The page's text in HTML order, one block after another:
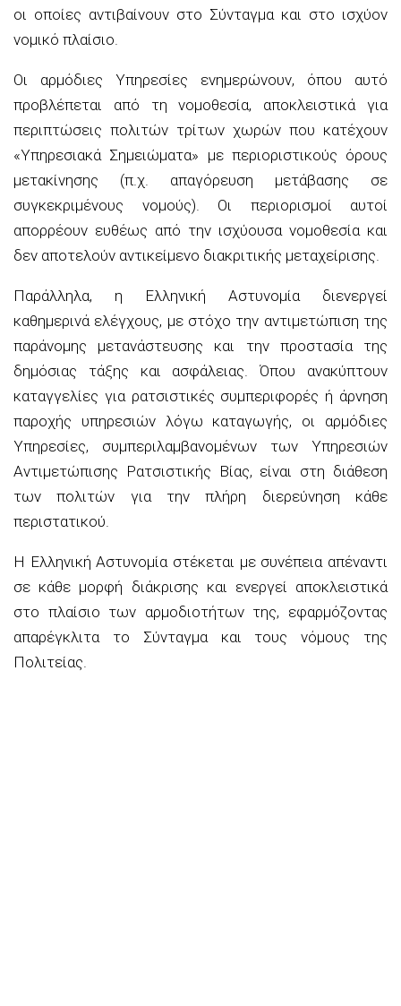
οι οποίες αντιβαίνουν στο Σύνταγμα και στο ισχύον
νομικό πλαίσιο.
Οι αρμόδιες Υπηρεσίες ενημερώνουν, όπου αυτό
προβλέπεται από τη νομοθεσία, αποκλειστικά για
περιπτώσεις πολιτών τρίτων χωρών που κατέχουν
«Υπηρεσιακά Σημειώματα» με περιοριστικούς όρους
μετακίνησης (π.χ. απαγόρευση μετάβασης σε
συγκεκριμένους νομούς). Οι περιορισμοί αυτοί
απορρέουν ευθέως από την ισχύουσα νομοθεσία και
δεν αποτελούν αντικείμενο διακριτικής μεταχείρισης.
Παράλληλα, η Ελληνική Αστυνομία διενεργεί
καθημερινά ελέγχους, με στόχο την αντιμετώπιση της
παράνομης μετανάστευσης και την προστασία της
δημόσιας τάξης και ασφάλειας. Όπου ανακύπτουν
καταγγελίες για ρατσιστικές συμπεριφορές ή άρνηση
παροχής υπηρεσιών λόγω καταγωγής, οι αρμόδιες
Υπηρεσίες, συμπεριλαμβανομένων των Υπηρεσιών
Αντιμετώπισης Ρατσιστικής Βίας, είναι στη διάθεση
των πολιτών για την πλήρη διερεύνηση κάθε
περιστατικού.
Η Ελληνική Αστυνομία στέκεται με συνέπεια απέναντι
σε κάθε μορφή διάκρισης και ενεργεί αποκλειστικά
στο πλαίσιο των αρμοδιοτήτων της, εφαρμόζοντας
απαρέγκλιτα το Σύνταγμα και τους νόμους της
Πολιτείας.